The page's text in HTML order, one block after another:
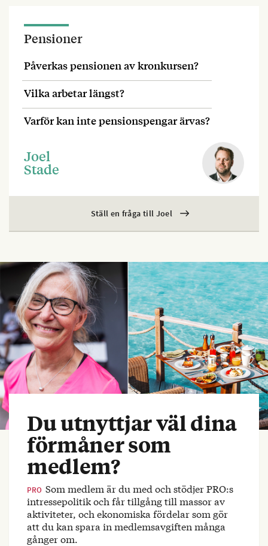
Pensioner
Påverkas pensionen av kronkursen?
Vilka arbetar längst?
Varför kan inte pensionspengar ärvas?
Joel
Stade
Ställ en fråga till Joel
Du utnyttjar väl dina
förmåner som
medlem?
PRO Som medlem är du med och stödjer PRO:s
intressepolitik och får tillgång till massor av
aktiviteter, och ekonomiska fördelar som gör
att du kan spara in medlemsavgiften många
gånger om.